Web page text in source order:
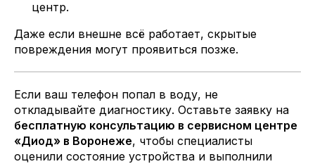
центр.
Даже если внешне всё работает, скрытые
повреждения могут проявиться позже.
Если ваш телефон попал в воду, не
откладывайте диагностику. Оставьте заявку на
бесплатную консультацию в сервисном центре
«Диод» в Воронеже, чтобы специалисты
оценили состояние устройства и выполнили